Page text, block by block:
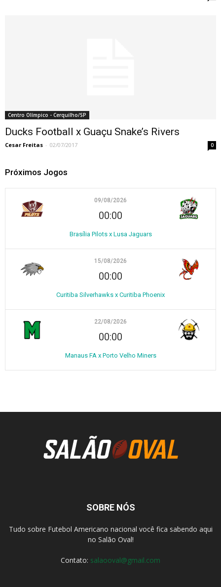
Centro Olímpico - Cerquilho/SP
Ducks Football x Guaçu Snake’s Rivers
Cesar Freitas - 02/07/2017 0
Próximos Jogos
09/08/2026
00:00
Brasília Pilots x Lusa Jaguars
15/08/2026
00:00
Curitiba Silverhawks x Curitiba Phoenix
22/08/2026
00:00
Manaus FA x Porto Velho Miners
SOBRE NÓS
Tudo sobre Futebol Americano nacional você fica sabendo aqui
no Salão Oval!
Contato: salaooval@gmail.com